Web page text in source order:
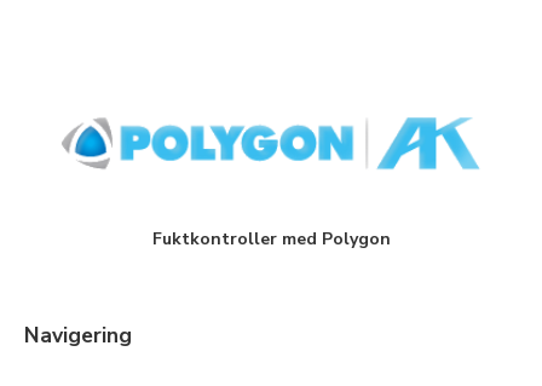
Fuktkontroller med Polygon
Navigering